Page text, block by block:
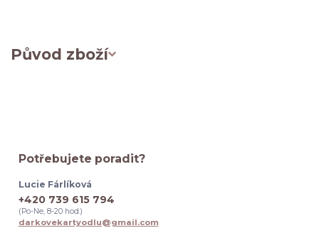
Původ zboží
Potřebujete poradit?
Lucie Fárlíková
+420 739 615 794
(Po-Ne, 8-20 hod.)
darkovekartyodlu@gmail.com